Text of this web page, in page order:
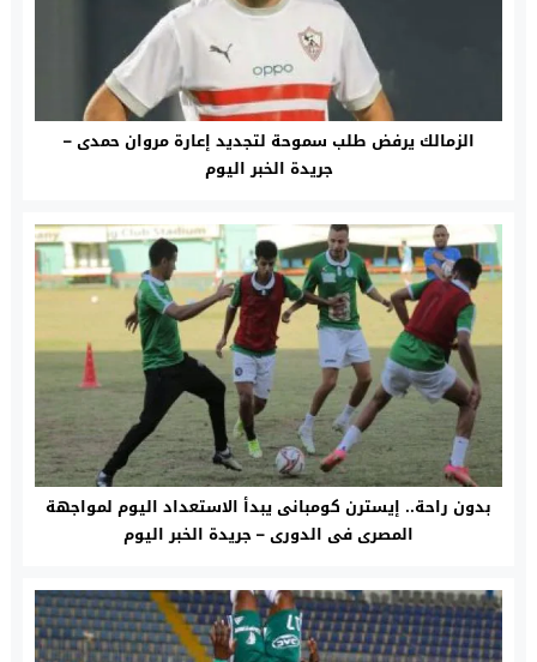
الزمالك يرفض طلب سموحة لتجديد إعارة مروان حمدى –
جريدة الخبر اليوم
بدون راحة.. إيسترن كومبانى يبدأ الاستعداد اليوم لمواجهة
المصرى فى الدورى – جريدة الخبر اليوم